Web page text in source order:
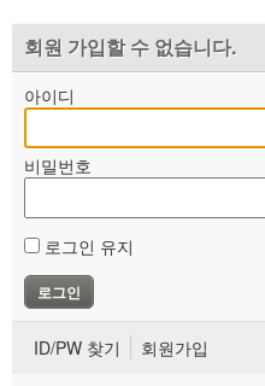
회원 가입할 수 없습니다.
아이디
비밀번호
로그인 유지
ID/PW 찾기 회원가입
자료
부설기관